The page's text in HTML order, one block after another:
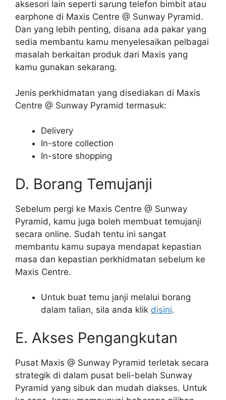
aksesori lain seperti sarung telefon bimbit atau
earphone di Maxis Centre @ Sunway Pyramid.
Dan yang lebih penting, disana ada pakar yang
sedia membantu kamu menyelesaikan pelbagai
masalah berkaitan produk dari Maxis yang
kamu gunakan sekarang.
Jenis perkhidmatan yang disediakan di Maxis
Centre @ Sunway Pyramid termasuk:
Delivery
In-store collection
In-store shopping
D. Borang Temujanji
Sebelum pergi ke Maxis Centre @ Sunway
Pyramid, kamu juga boleh membuat temujanji
secara online. Sudah tentu ini sangat
membantu kamu supaya mendapat kepastian
masa dan kepastian perkhidmatan sebelum ke
Maxis Centre.
Untuk buat temu janji melalui borang
dalam talian, sila anda klik disini.
E. Akses Pengangkutan
Pusat Maxis @ Sunway Pyramid terletak secara
strategik di dalam pusat beli-belah Sunway
Pyramid yang sibuk dan mudah diakses. Untuk